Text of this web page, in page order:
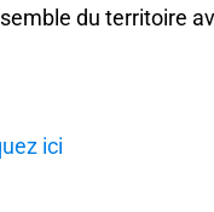
du territoire
ici